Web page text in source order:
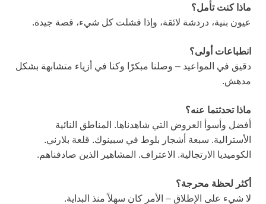
ماذا كنت تأمل؟
عيون بنية، دردشة لائقة، وإذا فشلت كل شيء، قصة جيدة.
انطباعات أولى؟
دقيق في المواعيد – وصلنا مبكرًا وكنا في أزياء متشابهة بشكل
مدهش.
ماذا تحدثتما عنه؟
أفضل وأسوأ العروض التي شاهدناها. المناطق النائية
الأسترالية. سبعة أشجار بلوط في سبينوك. قلعة بلارني.
الكوميديا الارتجالية. الاعتراف. المشاهير الذين صادفناهم.
أكثر لحظة محرجة؟
لا شيء على الإطلاق – الأمر كان سهلاً منذ البداية.